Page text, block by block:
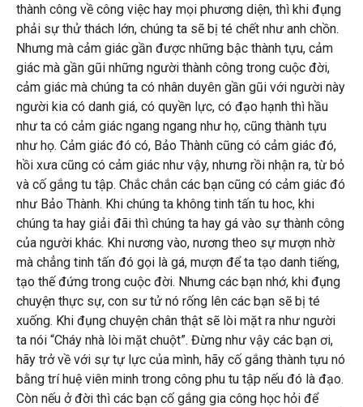
thành công về công việc hay mọi phương diện, thì khi đụng
phải sự thử thách lớn, chúng ta sẽ bị té chết như anh chồn.
Nhưng mà cảm giác gần được những bậc thành tựu, cảm
giác mà gần gũi những người thành công trong cuộc đời,
cảm giác mà chúng ta có nhân duyên gần gũi với người này
người kia có danh giá, có quyền lực, có đạo hạnh thì hầu
như ta có cảm giác ngang ngang như họ, cũng thành tựu
như họ. Cảm giác đó có, Bảo Thành cũng có cảm giác đó,
hồi xưa cũng có cảm giác như vậy, nhưng rồi nhận ra, từ bỏ
và cố gắng tu tập. Chắc chắn các bạn cũng có cảm giác đó
như Bảo Thành. Khi chúng ta không tinh tấn tu hoc, khi
chúng ta hay giải đãi thì chúng ta hay gá vào sự thành công
của người khác. Khi nương vào, nương theo sự mượn nhờ
mà chẳng tinh tấn đó gọi là gá, mượn để ta tạo danh tiếng,
tạo thế đứng trong cuộc đời. Nhưng các bạn nhớ, khi đụng
chuyện thực sự, con sư tử nó rống lên các bạn sẽ bị té
xuống. Khi đụng chuyện chân thật sẽ lòi mặt ra như người
ta nói “Cháy nhà lòi mặt chuột”. Đừng như vậy các bạn ơi,
hãy trở về với sự tự lực của mình, hãy cố gắng thành tựu nó
bằng trí huệ viên minh trong công phu tu tập nếu đó là đạo.
Còn nếu ở đời thì các bạn cố gắng gia công học hỏi để